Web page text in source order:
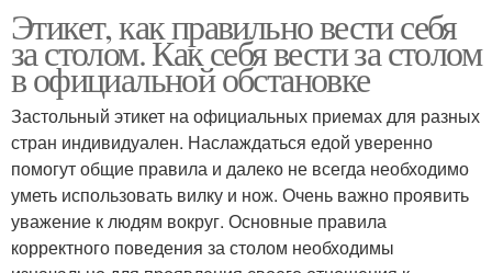
Этикет, как правильно вести себя
за столом. Как себя вести за столом
в официальной обстановке
Застольный этикет на официальных приемах для разных
стран индивидуален. Наслаждаться едой уверенно
помогут общие правила и далеко не всегда необходимо
уметь использовать вилку и нож. Очень важно проявить
уважение к людям вокруг. Основные правила
корректного поведения за столом необходимы